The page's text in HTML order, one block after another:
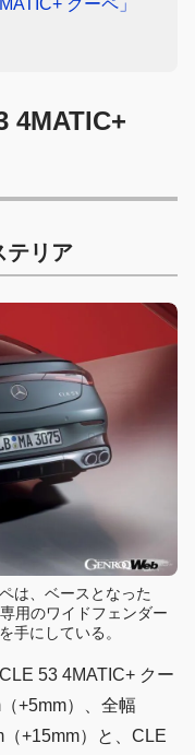
クーペ」
4MATIC+
テリア
は、ベースとなった
用のワイドフェンダー
手にしている。
53 4MATIC+ クー
+5mm）、全幅
+15mm）と、CLE